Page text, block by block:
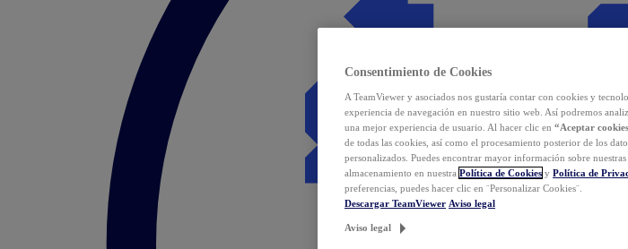
Consentimiento de Cookies
A TeamViewer y asociados nos gustaría contar con cookies y
experiencia de navegación en nuestro sitio web. Así podremos
una mejor experiencia de usuario. Al hacer clic en “Aceptar
de todas las cookies, así como el procesamiento posterior de los
personalizados. Puedes encontrar mayor información sobre
almacenamiento en nuestra Política de Cookies y Política de
preferencias, puedes hacer clic en ¨Personalizar Cookies¨.
Descargar TeamViewer Aviso legal
Aviso legal